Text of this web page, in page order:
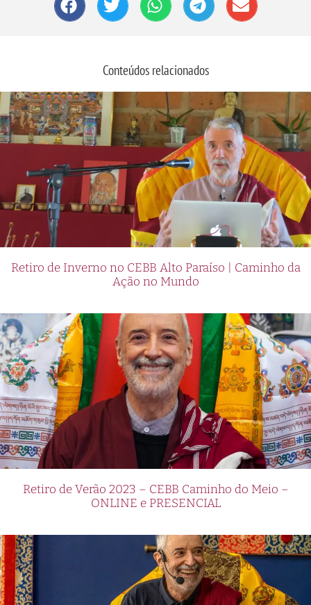
Conteúdos relacionados
Retiro de Inverno no CEBB Alto Paraíso | Caminho da
Ação no Mundo
Retiro de Verão 2023 – CEBB Caminho do Meio –
ONLINE e PRESENCIAL